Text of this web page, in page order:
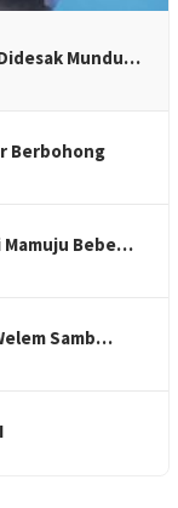
Mundu…
Berbohong
Mamuju Bebe…
Samb…